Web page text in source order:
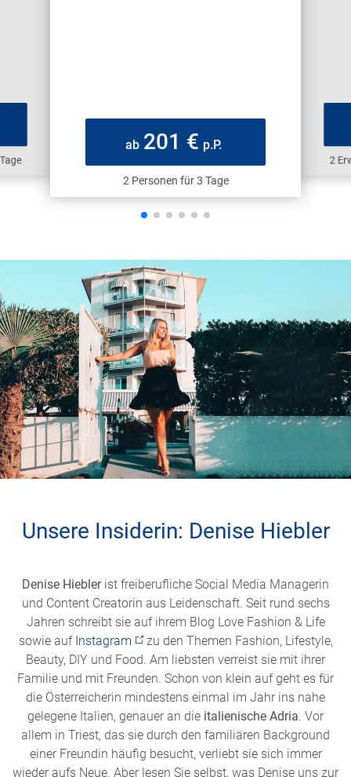
ab 201 € p.P.
2 Personen für 3 Tage
2
Unsere Insiderin: Denise Hiebler
Denise Hieblerist freiberufliche Social Media Managerin
und Content Creatorin aus Leidenschaft. Seit rund sechs
Jahren schreibt sie auf ihrem Blog Love Fashion & Life
sowie auf Instagram
zu den Themen Fashion, Lifestyle,
Beauty, DIY und Food. Am liebsten verreist sie mit ihrer
Familie und mit Freunden. Schon von klein auf geht es für
die Österreicherin mindestens einmal im Jahr ins nahe
gelegene Italien, genauer an die italienische Adria. Vor
allem in Triest, das sie durch den familiären Background
einer Freundin häufig besucht, verliebt sie sich immer
wieder aufs Neue. Aber lesen Sie selbst, was Denise uns zur